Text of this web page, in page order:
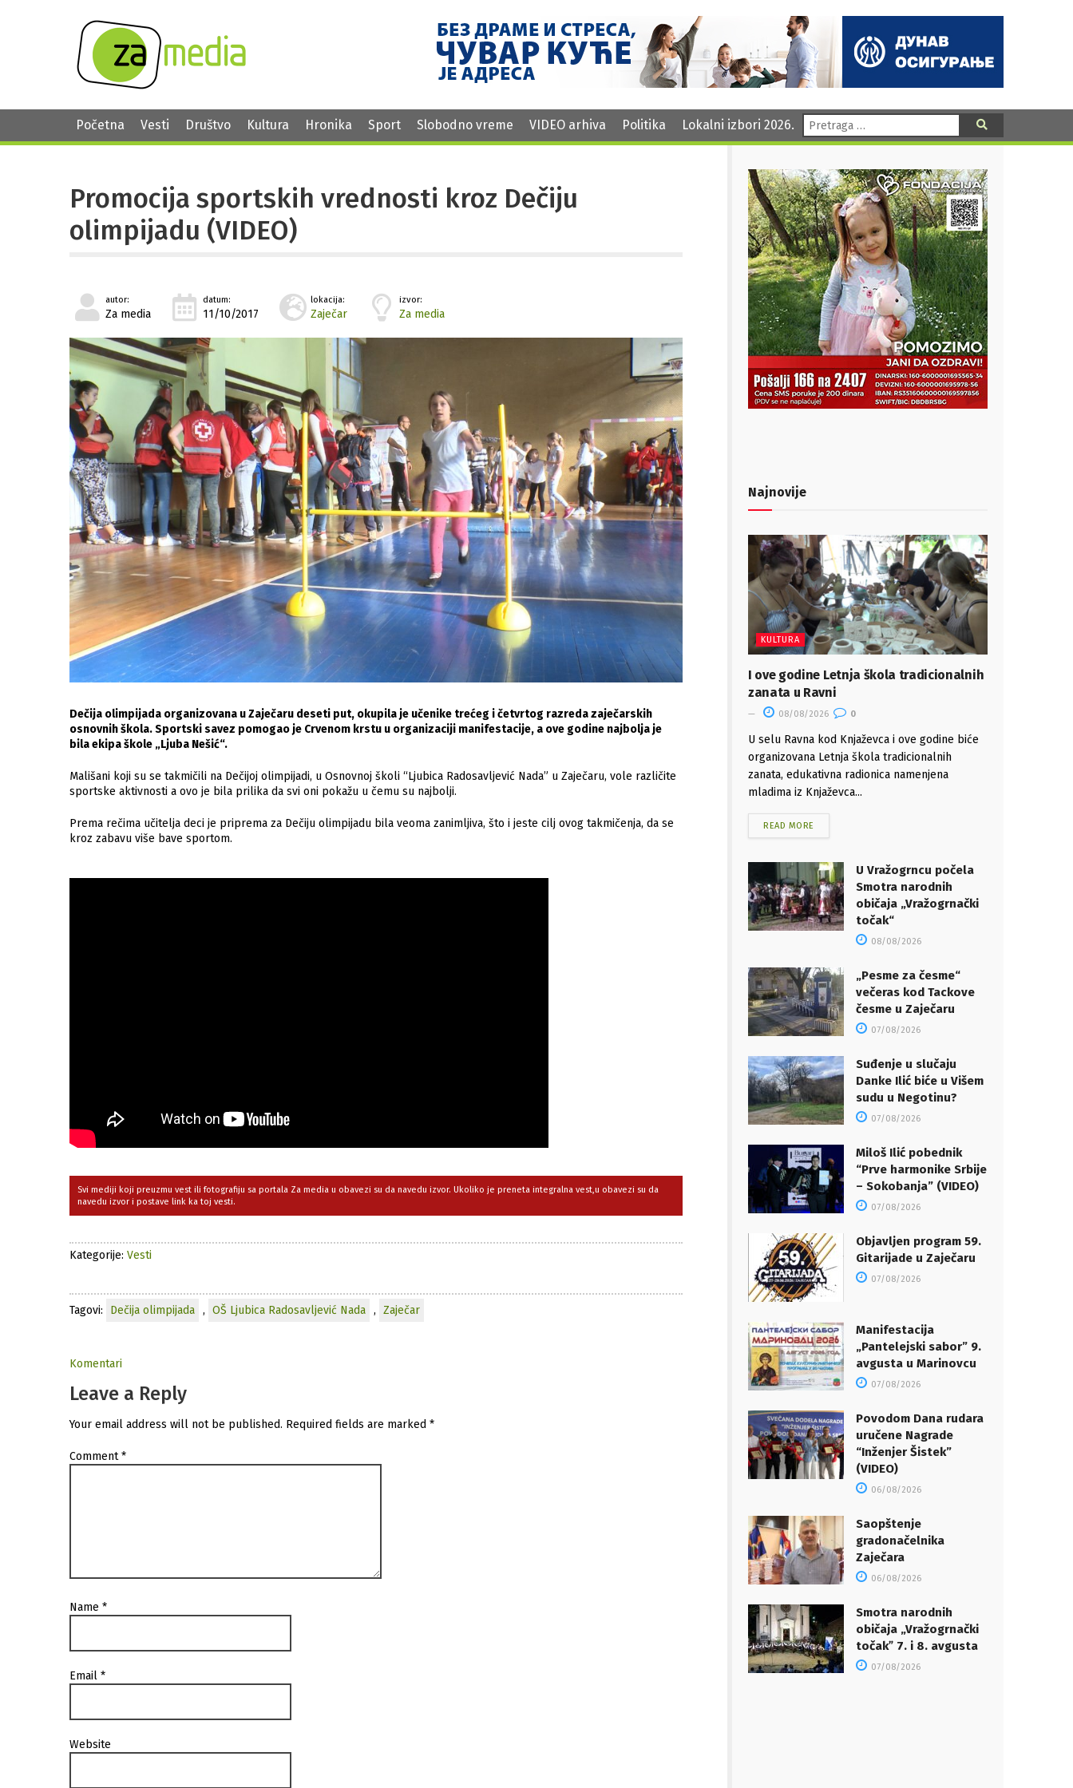
Početna Vesti Društvo Kultura Hronika Sport Slobodno vreme VIDEO arhiva Politika Lokalni izbori 2026. Pretraga:
Promocija sportskih vrednosti kroz Dečiju
olimpijadu (VIDEO)
autor:
Za media
datum:
11/10/2017
lokacija:
Zaječar
izvor:
Za media
Dečija olimpijada organizovana u Zaječaru deseti put, okupila je učenike trećeg i četvrtog razreda zaječarskih
osnovnih škola. Sportski savez pomogao je Crvenom krstu u organizaciji manifestacije, a ove godine najbolja je
bila ekipa škole „Ljuba Nešić“.
Mališani koji su se takmičili na Dečijoj olimpijadi, u Osnovnoj školi “Ljubica Radosavljević Nada” u Zaječaru, vole različite
sportske aktivnosti a ovo je bila prilika da svi oni pokažu u čemu su najbolji.
Prema rečima učitelja deci je priprema za Dečiju olimpijadu bila veoma zanimljiva, što i jeste cilj ovog takmičenja, da se
kroz zabavu više bave sportom.
Svi mediji koji preuzmu vest ili fotografiju sa portala Za media u obavezi su da navedu izvor. Ukoliko je preneta integralna vest,u obavezi su da
navedu izvor i postave link ka toj vesti.
Kategorije: Vesti
Tagovi: Dečija olimpijada , OŠ Ljubica Radosavljević Nada , Zaječar
Komentari
Leave a Reply
Your email address will not be published. Required fields are marked *
Comment*
Name *
Email *
Website
Najnovije
KULTURA
I ove godine Letnja škola tradicionalnih
zanata u Ravni
08/08/2026 0
U selu Ravna kod Knjaževca i ove godine biće
organizovana Letnja škola tradicionalnih
zanata, edukativna radionica namenjena
mladima iz Knjaževca...
READ MORE
U Vražogrncu počela
Smotra narodnih
običaja „Vražogrnački
točak“
08/08/2026
„Pesme za česme“
večeras kod Tackove
česme u Zaječaru
07/08/2026
Suđenje u slučaju
Danke Ilić biće u Višem
sudu u Negotinu?
07/08/2026
Miloš Ilić pobednik
“Prve harmonike Srbije
– Sokobanja” (VIDEO)
07/08/2026
Objavljen program 59.
Gitarijade u Zaječaru
07/08/2026
Manifestacija
„Pantelejski sabor” 9.
avgusta u Marinovcu
07/08/2026
Povodom Dana rudara
uručene Nagrade
“Inženjer Šistek”
(VIDEO)
06/08/2026
Saopštenje
gradonačelnika
Zaječara
06/08/2026
Smotra narodnih
običaja „Vražogrnački
točakˮ 7. i 8. avgusta
07/08/2026